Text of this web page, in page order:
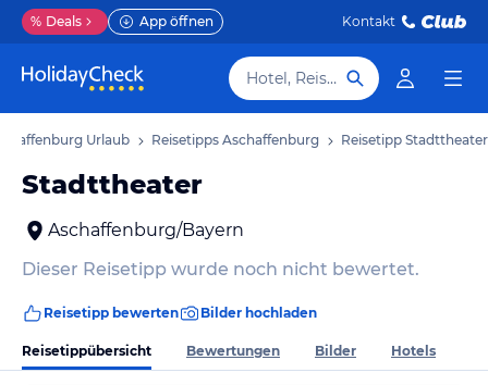
% Deals App öffnen Kontakt
Hotel, Reiseziel
Urlaub Reisetipps Aschaffenburg Reisetipp Stadttheater
Stadttheater
Aschaffenburg/Bayern
Dieser Reisetipp wurde noch nicht bewertet.
Reisetipp bewerten Bilder hochladen
Reisetippübersicht Bewertungen Bilder Hotels